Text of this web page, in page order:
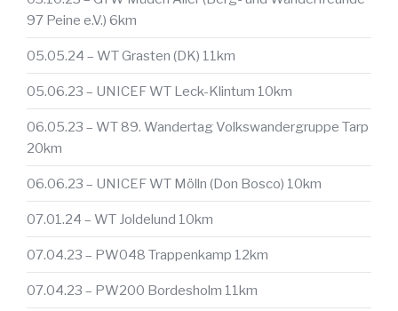
97 Peine e.V.) 6km
05.05.24 – WT Grasten (DK) 11km
05.06.23 – UNICEF WT Leck-Klintum 10km
06.05.23 – WT 89. Wandertag Volkswandergruppe Tarp
20km
06.06.23 – UNICEF WT Mölln (Don Bosco) 10km
07.01.24 – WT Joldelund 10km
07.04.23 – PW048 Trappenkamp 12km
07.04.23 – PW200 Bordesholm 11km